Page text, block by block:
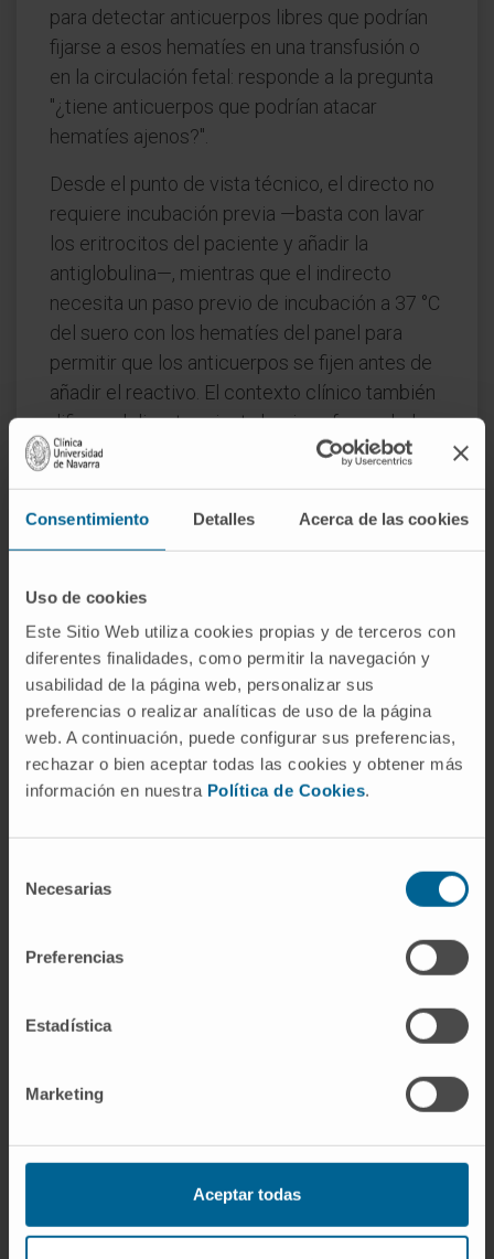
Consentimiento Detalles Acerca de las cookies
Uso de cookies
Este Sitio Web utiliza cookies propias y de terceros con
diferentes finalidades, como permitir la navegación y
usabilidad de la página web, personalizar sus
preferencias o realizar analíticas de uso de la página
web. A continuación, puede configurar sus preferencias,
rechazar o bien aceptar todas las cookies y obtener más
información en nuestra Política de Cookies.
Necesarias
Preferencias
Estadística
Marketing
Aceptar todas
para detectar anticuerpos libres que podrían
fijarse a esos hematíes en una transfusión o
en la circulación fetal: responde a la pregunta
"¿tiene anticuerpos que podrían atacar
hematíes ajenos?".
Desde el punto de vista técnico, el directo no
requiere incubación previa —basta con lavar
los eritrocitos del paciente y añadir la
antiglobulina—, mientras que el indirecto
necesita un paso previo de incubación a 37 °C
del suero con los hematíes del panel para
permitir que los anticuerpos se fijen antes de
añadir el reactivo. El contexto clínico también
difiere: el directo orienta hacia enfermedades
que ya están destruyendo hematíes (anemia
transfusional); el indirecto es una prueba
Preguntas frecuentes
¿Por qué se llama "test de
Coombs"?
Por Robin R. A. Coombs, inmunólogo de
Cambridge que publicó la técnica en 1945
junto con Mourant y Race. "Coombs" es el
antiglobulina".
¿Qué significa un Coombs positivo?
Depende de cuál. Un Coombs directo positivo
indica que hay anticuerpos o complemento
adheridos a los hematíes del paciente, lo que
puede deberse a una enfermedad autoinmune,
a un fármaco o a una reacción transfusional,
positivo significa que el suero del paciente
contiene anticuerpos irregulares capaces de